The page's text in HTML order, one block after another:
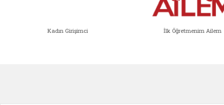
Kadın Girişimci İlk Öğretmenim Ailem